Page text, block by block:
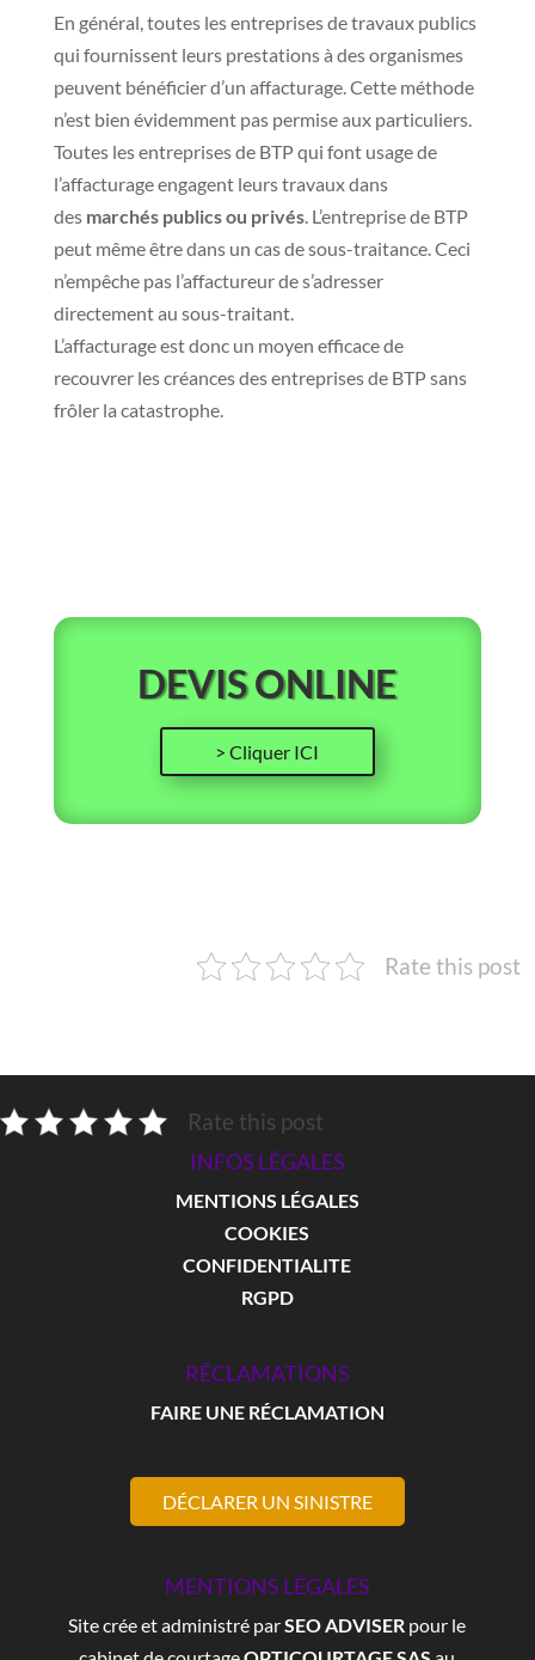
En général, toutes les entreprises de travaux publics
qui fournissent leurs prestations à des organismes
peuvent bénéficier d’un affacturage. Cette méthode
n’est bien évidemment pas permise aux particuliers.
Toutes les entreprises de BTP qui font usage de
l’affacturage engagent leurs travaux dans
des marchés publics ou privés. L’entreprise de BTP
peut même être dans un cas de sous-traitance. Ceci
n’empêche pas l’affactureur de s’adresser
directement au sous-traitant.
L’affacturage est donc un moyen efficace de
recouvrer les créances des entreprises de BTP sans
frôler la catastrophe.
DEVIS ONLINE
> Cliquer ICI
Rate this post
Rate this post
INFOS LÉGALES
MENTIONS LÉGALES
COOKIES
CONFIDENTIALITE
RGPD
RÉCLAMATIONS
FAIRE UNE RÉCLAMATION
DÉCLARER UN SINISTRE
MENTIONS LÉGALES
Site crée et administré parSEO ADVISER pour le